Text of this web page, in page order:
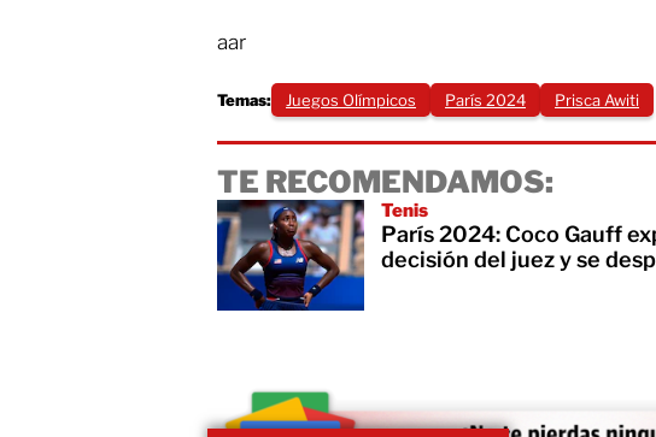
aar
Temas: Juegos Olímpicos París 2024 Prisca Awiti
TE RECOMENDAMOS:
Tenis
París 2024: Coco Gauff
decisión del juez y se